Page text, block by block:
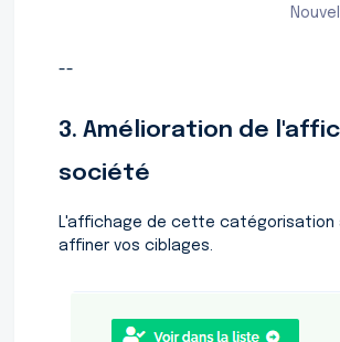
--
3. Amélioration de
société
L'affichage de cette catégorisation
affiner vos ciblages.